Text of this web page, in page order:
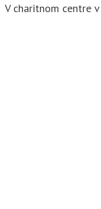
V charitnom centre